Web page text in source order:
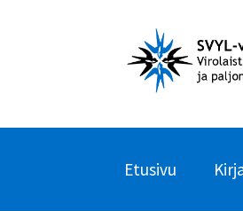
Siirry
navigointiin
Siirry
sisältöön
Etusivu